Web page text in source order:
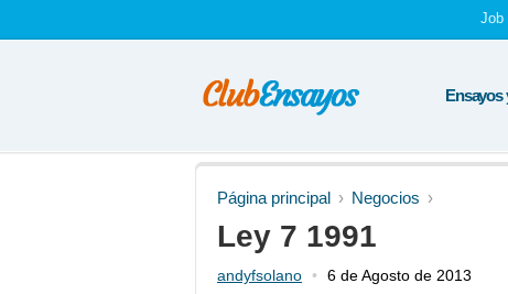
Job
Ensayos
Página principal Negocios
Ley 7 1991
andyfsolano
6 de Agosto de 2013